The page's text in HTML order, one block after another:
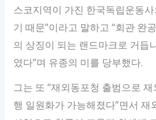
스코지역이 가진 한국독립운동
기 때문”이라고 말하고 “회관 완
의 상징이 되는 랜드마크로 거듭
였다”며 유종의 미를 당부했다.
그는 또 “재외동포청 출범으로
행 일원화가 가능해졌다”면서